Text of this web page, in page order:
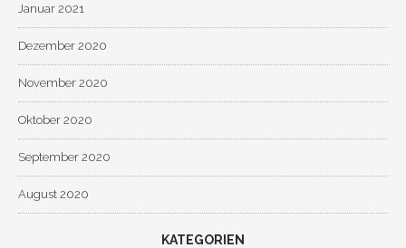
Januar 2021
Dezember 2020
November 2020
Oktober 2020
September 2020
August 2020
KATEGORIEN